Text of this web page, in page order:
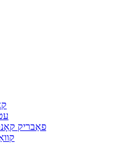
פאַבריק